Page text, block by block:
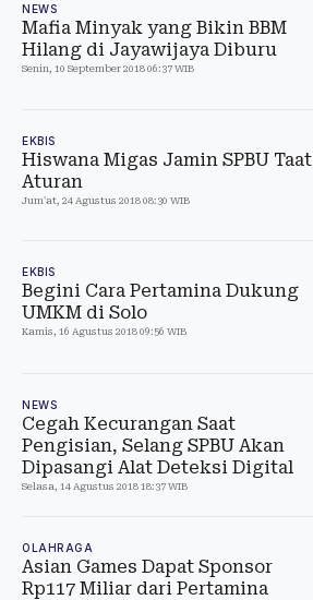
NEWS
Mafia Minyak yang Bikin BBM
Hilang di Jayawijaya Diburu
Senin, 10 September 2018 06:37 WIB
EKBIS
Hiswana Migas Jamin SPBU Taat
Aturan
Jum'at, 24 Agustus 2018 08:30 WIB
EKBIS
Begini Cara Pertamina Dukung
UMKM di Solo
Kamis, 16 Agustus 2018 09:56 WIB
NEWS
Cegah Kecurangan Saat
Pengisian, Selang SPBU Akan
Dipasangi Alat Deteksi Digital
Selasa, 14 Agustus 2018 18:37 WIB
OLAHRAGA
Asian Games Dapat Sponsor
Rp117 Miliar dari Pertamina